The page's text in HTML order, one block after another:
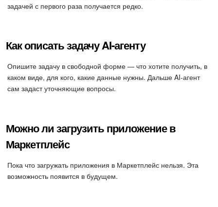
задачей с первого раза получается редко.
Как описать задачу AI-агенту
Опишите задачу в свободной форме — что хотите получить, в
каком виде, для кого, какие данные нужны. Дальше AI-агент
сам задаст уточняющие вопросы.
Можно ли загрузить приложение в
Маркетплейс
Пока что загружать приложения в Маркетплейс нельзя. Эта
возможность появится в будущем.